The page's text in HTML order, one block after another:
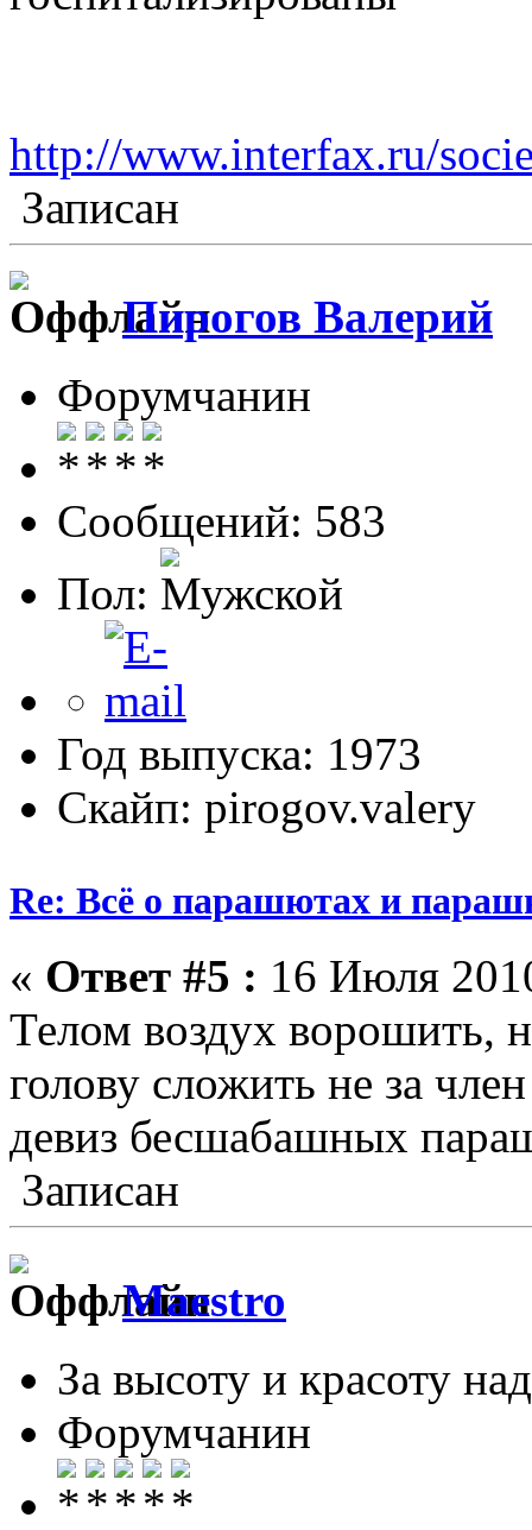
http://www.interfax.ru/
Записан
Пирогов Валерий
Форумчанин
Сообщений: 583
Пол:
Год выпуска: 1973
Скайп: pirogov.valery
Re: Всё о парашютах и
« Ответ #5 : 16 Июля
Телом воздух ворошить,
голову сложить не за
девиз бесшабашных
Записан
Maestro
За высоту и красоту
Форумчанин